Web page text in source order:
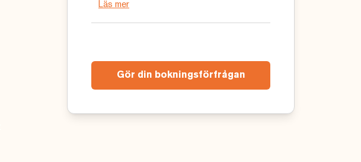
Läs mer
Gör din bokningsförfrågan